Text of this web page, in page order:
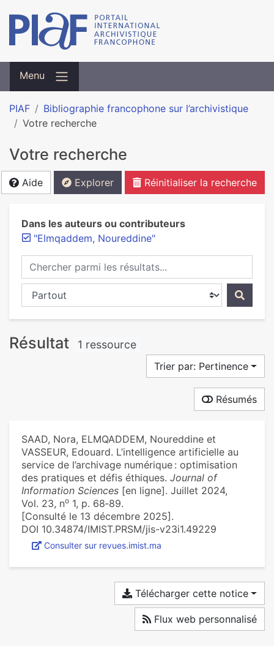
Menu
PIAF
Bibliographie francophone sur l’archivistique
Votre recherche
Votre recherche
Aide Explorer Réinitialiser la recherche
Dans les auteurs ou contributeurs
"Elmqaddem, Noureddine"
Chercher parmi les résultats...
Chercher dans...
Résultat 1 ressource
Trier par: Pertinence
Résumés
SAAD, Nora, ELMQADDEM, Noureddine et
VASSEUR, Edouard. L’intelligence artificielle au
service de l’archivage numérique : optimisation
des pratiques et défis éthiques. Journal of
Information Sciences [en ligne]. Juillet 2024,
Vol. 23, no 1, p. 68‑89.
[Consulté le 13 décembre 2025].
DOI 10.34874/IMIST.PRSM/jis-v23i1.49229
Consulter sur revues.imist.ma
Télécharger cette notice
Flux web personnalisé